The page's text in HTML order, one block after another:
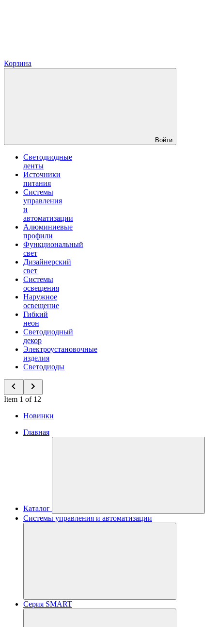
Корзина
Войти
Светодиодные
ленты
Источники
питания
Системы
управления
и
автоматизации
Алюминиевые
профили
Функциональный
свет
Дизайнерский
свет
Системы
освещения
Наружное
освещение
Гибкий
неон
Светодиодный
декор
Электроустановочные
изделия
Светодиоды
Item 1 of 12
Новинки
Главная
Каталог
Системы управления и автоматизации
Серия SMART